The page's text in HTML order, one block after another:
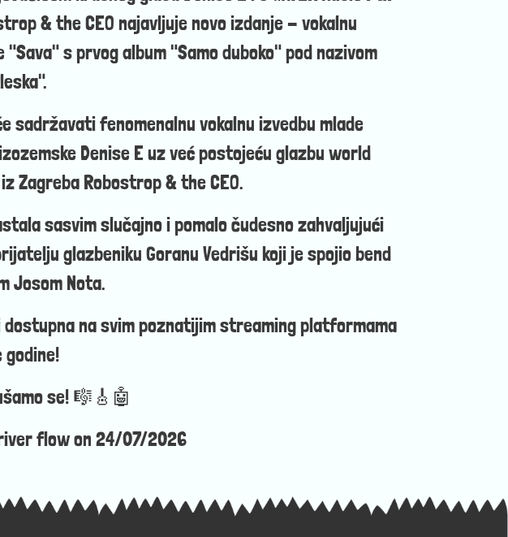
& the CEO najavljuje novo izdanje - vokalnu
"Sava" s prvog album "Samo duboko" pod nazivom
sadržavati fenomenalnu vokalnu izvedbu mlade
Denise E uz već postojeću glazbu world
Zagreba Robostrop & the CEO.
sasvim slučajno i pomalo čudesno zahvaljujući
glazbeniku Goranu Vedrišu koji je spojio bend
Josom Nota.
dostupna na svim poznatijim streaming platformama
godine!
se! 🎼🎸🤖
flow on 24/07/2026